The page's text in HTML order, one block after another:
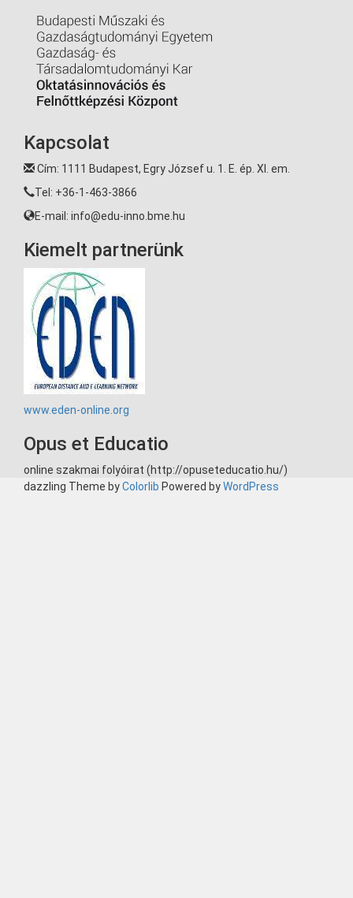
Kapcsolat
Cím: 1111 Budapest, Egry József u. 1. E. ép. XI. em.
Tel: +36-1-463-3866
E-mail: info@edu-inno.bme.hu
Kiemelt partnerünk
www.eden-online.org
Opus et Educatio
online szakmai folyóirat (http://opuseteducatio.hu/)
dazzling Theme byColorlib Powered byWordPress